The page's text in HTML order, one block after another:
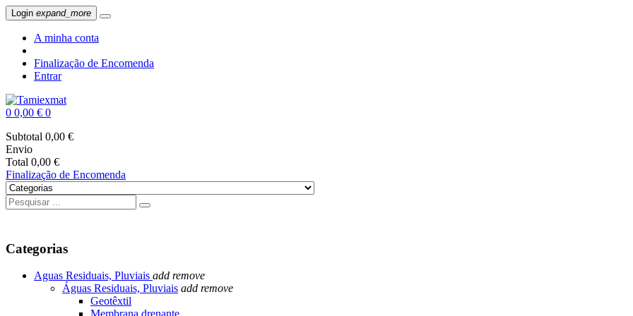
Login expand_more
A minha conta
Finalização de Encomenda
Entrar
0 0,00 € 0
Subtotal 0,00 €
Envio
Total 0,00 €
Finalização de Encomenda
Categorias
Aguas Residuais, Pluviais add remove
Águas Residuais, Pluviais add remove
Geotêxtil